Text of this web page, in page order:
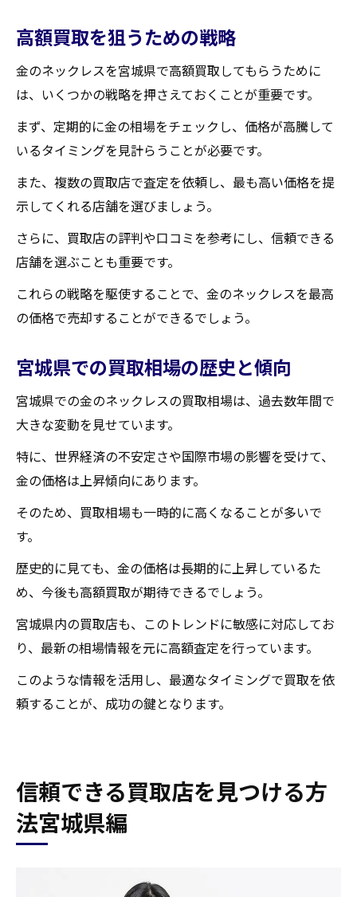
高額買取を狙うための戦略
金のネックレスを宮城県で高額買取してもらうために
は、いくつかの戦略を押さえておくことが重要です。
まず、定期的に金の相場をチェックし、価格が高騰して
いるタイミングを見計らうことが必要です。
また、複数の買取店で査定を依頼し、最も高い価格を提
示してくれる店舗を選びましょう。
さらに、買取店の評判や口コミを参考にし、信頼できる
店舗を選ぶことも重要です。
これらの戦略を駆使することで、金のネックレスを最高
の価格で売却することができるでしょう。
宮城県での買取相場の歴史と傾向
宮城県での金のネックレスの買取相場は、過去数年間で
大きな変動を見せています。
特に、世界経済の不安定さや国際市場の影響を受けて、
金の価格は上昇傾向にあります。
そのため、買取相場も一時的に高くなることが多いで
す。
歴史的に見ても、金の価格は長期的に上昇しているた
め、今後も高額買取が期待できるでしょう。
宮城県内の買取店も、このトレンドに敏感に対応してお
り、最新の相場情報を元に高額査定を行っています。
このような情報を活用し、最適なタイミングで買取を依
頼することが、成功の鍵となります。
信頼できる買取店を見つける方
法宮城県編